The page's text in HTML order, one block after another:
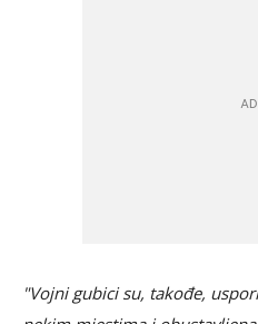
"Vojni gubici su, takođe,